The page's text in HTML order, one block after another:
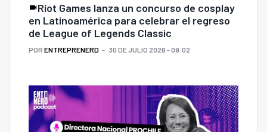
Riot Games lanza un concurso de cosplay
en Latinoamérica para celebrar el regreso
de League of Legends Classic
POR ENTREPRENERD 30 DE JULIO 2026 - 09:02